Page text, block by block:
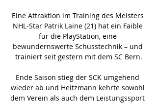
Eine Attraktion im Training des Meisters
NHL-Star Patrik Laine (21) hat ein Faible
für die PlayStation, eine
bewundernswerte Schusstechnik – und
trainiert seit gestern mit dem SC Bern.
Ende Saison stieg der SCK umgehend
wieder ab und Heitzmann kehrte sowohl
dem Verein als auch dem Leistungssport